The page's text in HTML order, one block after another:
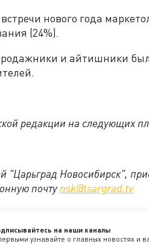
нового года
(24%).
и айтишники
редакции на следующих
"Царьград Новосибирск",
почту nsk@tsargrad.tv
на наши каналы
узнавайте о главных новостях и